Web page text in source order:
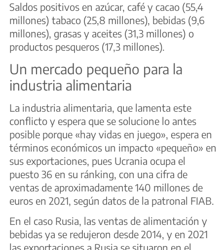
Saldos positivos en azúcar, café y cacao (55,4
millones) tabaco (25,8 millones), bebidas (9,6
millones), grasas y aceites (31,3 millones) o
productos pesqueros (17,3 millones).
Un mercado pequeño para la
industria alimentaria
La industria alimentaria, que lamenta este
conflicto y espera que se solucione lo antes
posible porque «hay vidas en juego», espera en
términos económicos un impacto «pequeño» en
sus exportaciones, pues Ucrania ocupa el
puesto 36 en su ránking, con una cifra de
ventas de aproximadamente 140 millones de
euros en 2021, según datos de la patronal FIAB.
En el caso Rusia, las ventas de alimentación y
bebidas ya se redujeron desde 2014, y en 2021
las exportaciones a Rusia se situaron en el